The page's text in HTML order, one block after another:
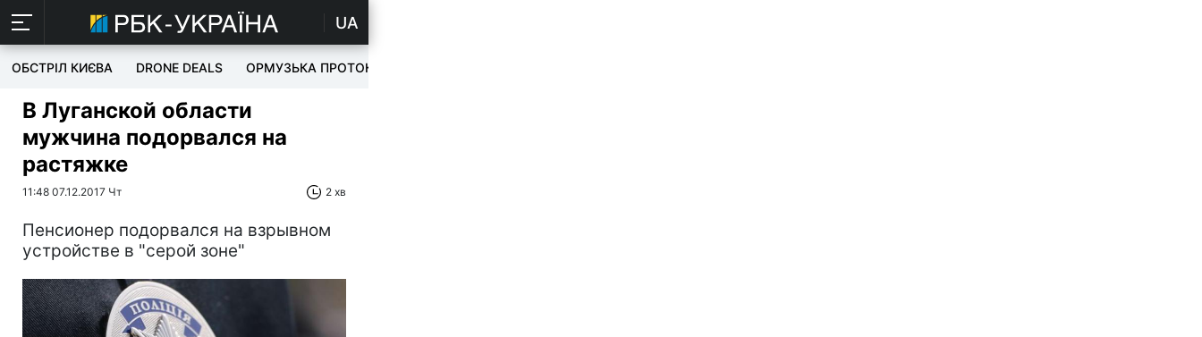
UA
ОБСТРІЛ КИЄВА DRONE DEALS ОРМУЗЬКА ПРОТОКА
В Луганской области
мужчина подорвался на
растяжке
11:48 07.12.2017 Чт 2 хв
Пенсионер подорвался на взрывном
устройстве в "серой зоне"